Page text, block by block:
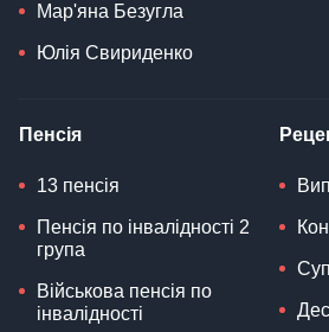
Мар'яна Безугла
Юлія Свириденко
Пенсія
13 пенсія
Пенсія по інвалідності 2
група
Військова пенсія по
інвалідності